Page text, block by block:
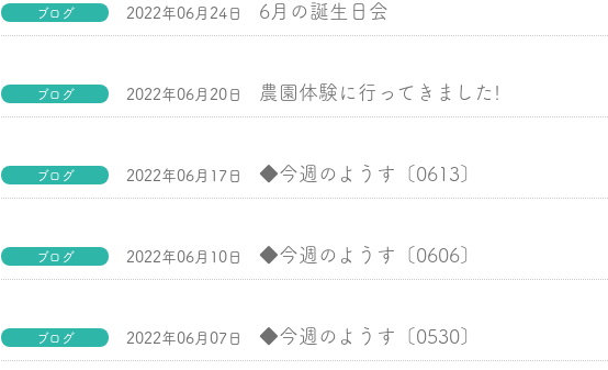
ブログ 2022年06月24日 6月の誕生日会
ブログ 2022年06月20日 農園体験に行ってきました!
ブログ 2022年06月17日 ◆今週のようす〔0613〕
ブログ 2022年06月10日 ◆今週のようす〔0606〕
ブログ 2022年06月07日 ◆今週のようす〔0530〕